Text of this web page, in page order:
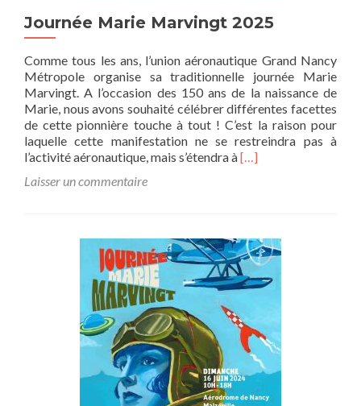
Journée Marie Marvingt 2025
Comme tous les ans, l’union aéronautique Grand Nancy
Métropole organise sa traditionnelle journée Marie
Marvingt. A l’occasion des 150 ans de la naissance de
Marie, nous avons souhaité célébrer différentes facettes
de cette pionnière touche à tout ! C’est la raison pour
laquelle cette manifestation ne se restreindra pas à
l’activité aéronautique, mais s’étendra àE
o
i
r
p
u
s
s
u
r
J
[…]
Laisser un commentaire